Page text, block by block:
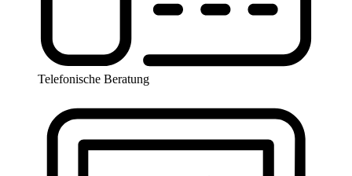
Telefonische Beratung